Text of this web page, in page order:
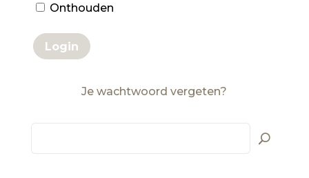
Onthouden
Login
Je wachtwoord vergeten?